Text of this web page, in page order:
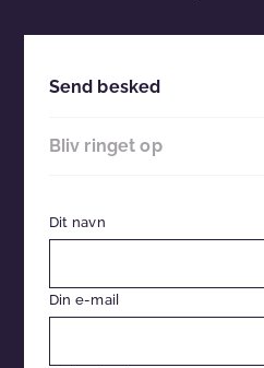
Send besked
Bliv ringet op
Dit navn
Din e-mail